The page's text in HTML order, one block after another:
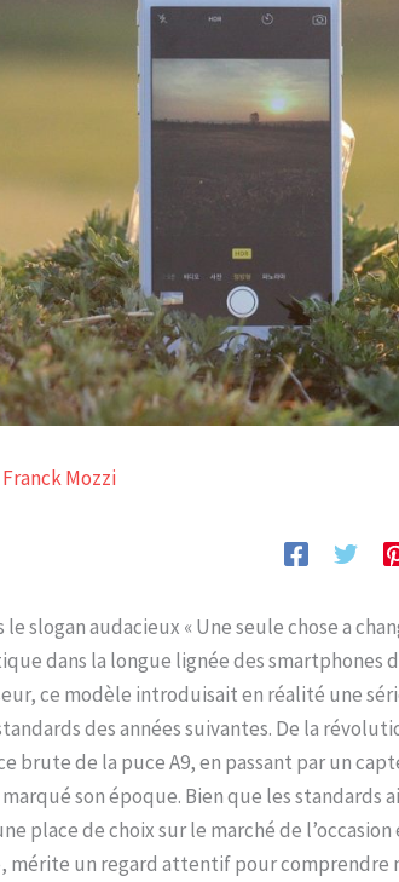
Franck Mozzi
le slogan audacieux « Une seule chose a
dans la longue lignée des smartphones
ce modèle introduisait en réalité une
des années suivantes. De la
brute de la puce A9, en passant par un
son époque. Bien que les standards
place de choix sur le marché de
mérite un regard attentif pour comprendre